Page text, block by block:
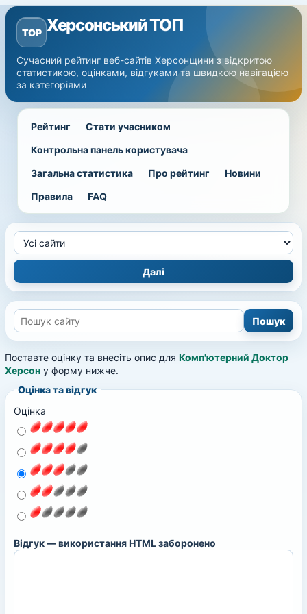
TOP Херсонський ТОП
Сучасний рейтинг веб-сайтів Херсонщини з відкритою
статистикою, оцінками, відгуками та швидкою навігацією
за категоріями
Рейтинг
Стати учасником
Контрольна панель користувача
Загальна статистика
Про рейтинг
Новини
Правила
FAQ
Поставте оцінку та внесіть опис для Комп'ютерний Доктор
Херсон у форму нижче.
Оцінка та відгук
Оцінка
Відгук — використання HTML заборонено